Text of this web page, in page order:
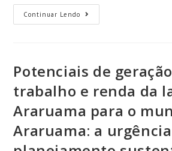
Continuar Lendo
Potenciais de
trabalho e renda da
Araruama para o
Araruama: a